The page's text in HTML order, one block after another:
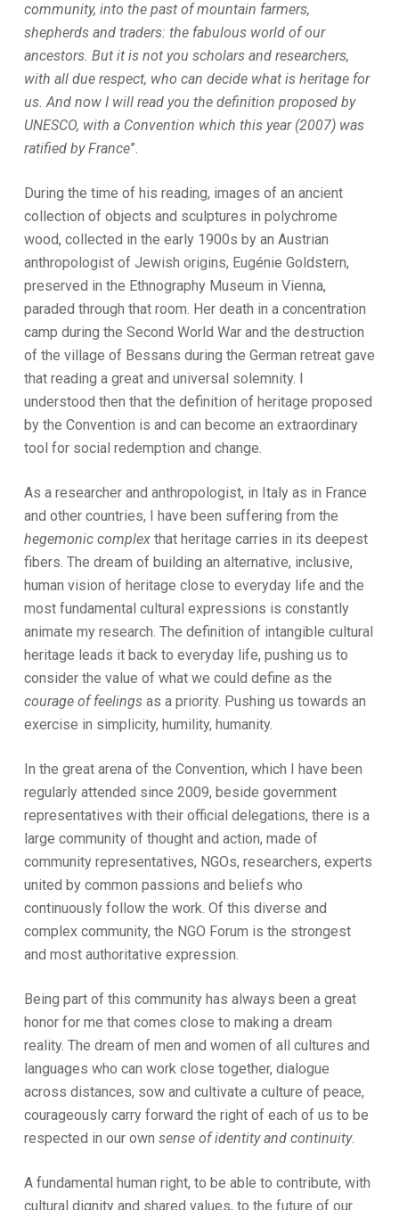
community, into the past of mountain farmers,
shepherds and traders: the fabulous world of our
ancestors. But it is not you scholars and researchers,
with all due respect, who can decide what is heritage for
us. And now I will read you the definition proposed by
UNESCO, with a Convention which this year (2007) was
ratified by France”.
During the time of his reading, images of an ancient
collection of objects and sculptures in polychrome
wood, collected in the early 1900s by an Austrian
anthropologist of Jewish origins, Eugénie Goldstern,
preserved in the Ethnography Museum in Vienna,
paraded through that room. Her death in a concentration
camp during the Second World War and the destruction
of the village of Bessans during the German retreat gave
that reading a great and universal solemnity. I
understood then that the definition of heritage proposed
by the Convention is and can become an extraordinary
tool for social redemption and change.
As a researcher and anthropologist, in Italy as in France
and other countries, I have been suffering from the
hegemonic complexthat heritage carries in its deepest
fibers. The dream of building an alternative, inclusive,
human vision of heritage close to everyday life and the
most fundamental cultural expressions is constantly
animate my research. The definition of intangible cultural
heritage leads it back to everyday life, pushing us to
consider the value of what we could define as the
courage of feelingsas a priority. Pushing us towards an
exercise in simplicity, humility, humanity.
In the great arena of the Convention, which I have been
regularly attended since 2009, beside government
representatives with their official delegations, there is a
large community of thought and action, made of
community representatives, NGOs, researchers, experts
united by common passions and beliefs who
continuously follow the work. Of this diverse and
complex community, the NGO Forum is the strongest
and most authoritative expression.
Being part of this community has always been a great
honor for me that comes close to making a dream
reality. The dream of men and women of all cultures and
languages who can work close together, dialogue
across distances, sow and cultivate a culture of peace,
courageously carry forward the right of each of us to be
respected in our own sense of identity and continuity.
A fundamental human right, to be able to contribute, with
cultural dignity and shared values, to the future of our